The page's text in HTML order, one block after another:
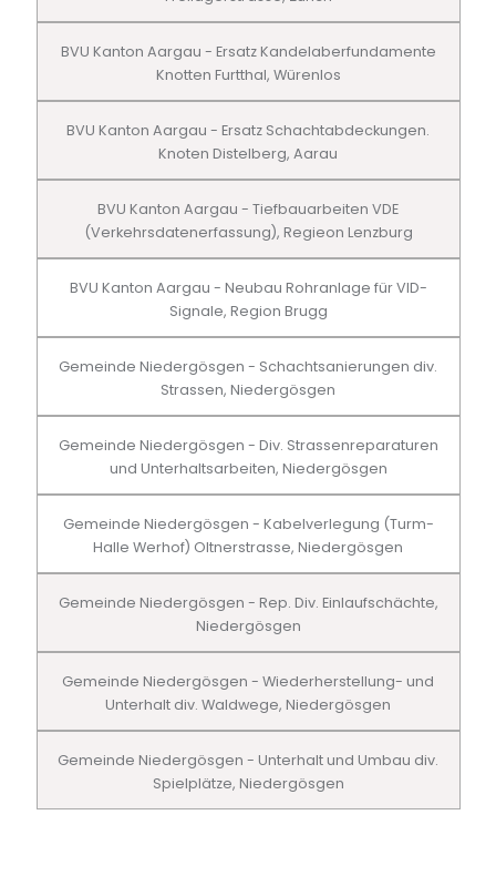
BVU Kanton Aargau - Ersatz Kandelaberfundamente
Knotten Furtthal, Würenlos
BVU Kanton Aargau - Ersatz Schachtabdeckungen.
Knoten Distelberg, Aarau
BVU Kanton Aargau - Tiefbauarbeiten VDE
(Verkehrsdatenerfassung), Regieon Lenzburg
BVU Kanton Aargau - Neubau Rohranlage für VID-
Signale, Region Brugg
Gemeinde Niedergösgen - Schachtsanierungen div.
Strassen, Niedergösgen
Gemeinde Niedergösgen - Div. Strassenreparaturen
und Unterhaltsarbeiten, Niedergösgen
Gemeinde Niedergösgen - Kabelverlegung (Turm-
Halle Werhof) Oltnerstrasse, Niedergösgen
Gemeinde Niedergösgen - Rep. Div. Einlaufschächte,
Niedergösgen
Gemeinde Niedergösgen - Wiederherstellung- und
Unterhalt div. Waldwege, Niedergösgen
Gemeinde Niedergösgen - Unterhalt und Umbau div.
Spielplätze, Niedergösgen